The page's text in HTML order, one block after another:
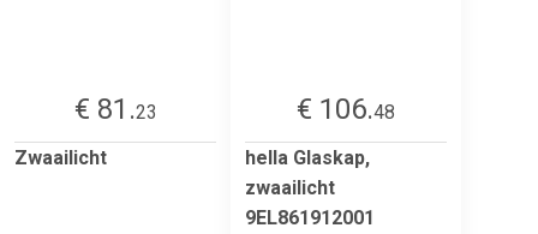
€ 81.23
Zwaailicht
€ 106.48
hella Glaskap,
zwaailicht
9EL861912001